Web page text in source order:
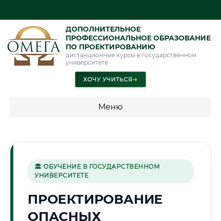
ДОПОЛНИТЕЛЬНОЕ
ПРОФЕССИОНАЛЬНОЕ ОБРАЗОВАНИЕ
ПО ПРОЕКТИРОВАНИЮ
дистанционные курсы в государственном
университете
ХОЧУ УЧИТЬСЯ➜
Меню
🌊
Г. ТАГАНРОГ
🏛 ОБУЧЕНИЕ В ГОСУДАРСТВЕННОМ
УНИВЕРСИТЕТЕ
ПРОЕКТИРОВАНИЕ
ОПАСНЫХ